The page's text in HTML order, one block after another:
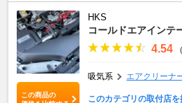
この商品の
HKS
コールドエアインテ
4.54
吸気系 エアクリーナ
このカテゴリの取付店を